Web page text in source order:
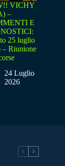
VICHY
–
E
25 luglio
– Riunione
24 Luglio
2026